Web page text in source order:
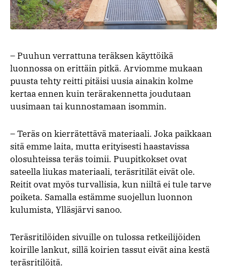
– Puuhun verrattuna teräksen käyttöikä
luonnossa on erittäin pitkä. Arviomme mukaan
puusta tehty reitti pitäisi uusia ainakin kolme
kertaa ennen kuin terärakennetta joudutaan
uusimaan tai kunnostamaan isommin.
– Teräs on kierrätettävä materiaali. Joka paikkaan
sitä emme laita, mutta erityisesti haastavissa
olosuhteissa teräs toimii. Puupitkokset ovat
sateella liukas materiaali, teräsritilät eivät ole.
Reitit ovat myös turvallisia, kun niiltä ei tule tarve
poiketa. Samalla estämme suojellun luonnon
kulumista, Ylläsjärvi sanoo.
Teräsritilöiden sivuille on tulossa retkeilijöiden
koirille lankut, sillä koirien tassut eivät aina kestä
teräsritilöitä.